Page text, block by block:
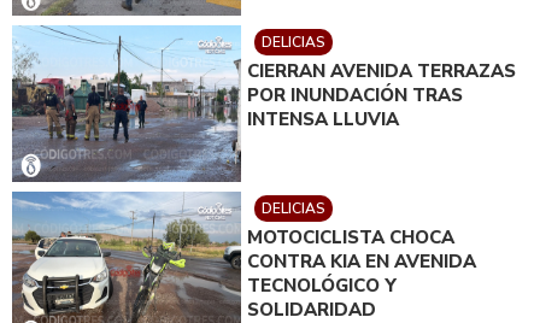
DELICIAS
CIERRAN AVENIDA TERRAZAS
POR INUNDACIÓN TRAS
INTENSA LLUVIA
DELICIAS
MOTOCICLISTA CHOCA
CONTRA KIA EN AVENIDA
TECNOLÓGICO Y
SOLIDARIDAD